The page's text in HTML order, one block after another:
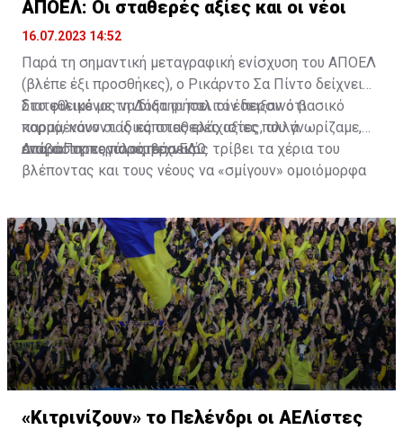
ΑΠΟΕΛ: Οι σταθερές αξίες και οι νέοι
16.07.2023 14:52
Παρά τη σημαντική μεταγραφική ενίσχυση του ΑΠΟΕΛ
(βλέπε έξι προσθήκες), ο Ρικάρντο Σα Πίντο δείχνει
διατεθειμένος να διατηρήσει τον περσινό βασικό
κορμό, κάνοντας κάποιες ελάχιστες, αλλά
απαραίτητες παρεμβάσεις.
Στο φιλικό με τη Δόξα οι παλιοί έδειξαν ότι
παραμένουν οι ίδιες σταθερές αξίες που γνωρίζαμε,
ενώ ο Πορτογάλος τεχνικός τρίβει τα χέρια του
βλέποντας και τους νέους να «σμίγουν» ομοιόμορφα
Διαβάστε περισσότεραΕΔΩ.
«Κιτρινίζουν» το Πελένδρι οι ΑΕΛίστες